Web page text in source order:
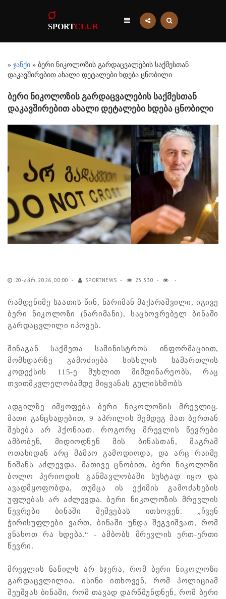
SPORTCLUB
» ჯანქი » ბერი ნიკოლოზის გარდაცვალების საქმესთან
დაკავშირებით ახალი დეტალები ხდება ცნობილი
ბერი ნიკოლოზის გარდაცვალების საქმესთან
დაკავშირებით ახალი დეტალები ხდება ცნობილი
20-ᲐᲞᲠ, 2026, 00:00 SPORTNEWS 23 330
რამდენიმე საათის წინ, ნარიმან მაქარაშვილი, იგივე
ბერი ნიკოლოზი (ნარიმანი), საცხოვრებელ ბინაში
გარდაცვლილი იპოვეს.
შინაგან საქმეთა სამინისტროს ინფორმაციით,
მომხდარზე გამოძიება სისხლის სამართლის
კოდექსის 115-ე მუხლით მიმდინარეობს, რაც
თვითმკვლელობამდე მიყვანას გულისხმობს
ადგილზე იმყოფება ბერი ნიკოლოზის მრევლიც.
მათი განცხადებით, 9 აპრილის შემდეგ მათ ბერთან
შეხება არ ჰქონიათ. როგორც მრევლის წევრები
ამბობენ, მიდიოდნენ მის ბინასთან, მაგრამ
ოთახიდან არც მამაო გამოდიოდა, და არც რაიმე
ნიშანს აძლევდა. მათივე ცნობით, ბერი ნიკოლოზი
ბოლო პერიოდის განმავლობაში სუსტად იყო და
ავადმყოფობდა, თუმცა ის ექიმის გამოძახების
უფლებას არ აძლევდა. ბერი ნიკოლოზის მრევლის
წევრები ბინაში შეშვებას ითხოვენ. „ჩვენ
ჭირისუფლები ვართ, ბინაში უნდა შეგვიშვათ, რომ
ვნახოთ რა ხდება.“ - ამბობს მრევლის ერთ-ერთი
წევრი.
მრევლის ნაწილს არ სჯერა, რომ ბერი ნიკოლოზი
გარდაცვლილია. ისინი ითხოვენ, რომ პოლიციამ
შეუშვას ბინაში, რომ თავად დარწმუნდნენ, რომ ბერი